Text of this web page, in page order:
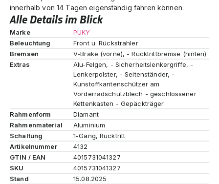
innerhalb von 14 Tagen eigenständig fahren können.
Alle Details im Blick
Marke
PUKY
Beleuchtung
Front u. Rückstrahler
Bremsen
V-Brake (vorne), - Rücktrittbremse (hinten)
Extras
Alu-Felgen, - Sicherheitslenkergriffe, -
Lenkerpolster, - Seitenständer, -
Kunstoffkantenschützer am
Vorderradschutzblech - geschlossener
Kettenkasten - Gepäckträger
Rahmenform
Diamant
Rahmenmaterial
Aluminium
Schaltung
1-Gang, Rücktritt
Artikelnummer
4132
GTIN / EAN
4015731041327
SKU
4015731041327
Stand
15.08.2025